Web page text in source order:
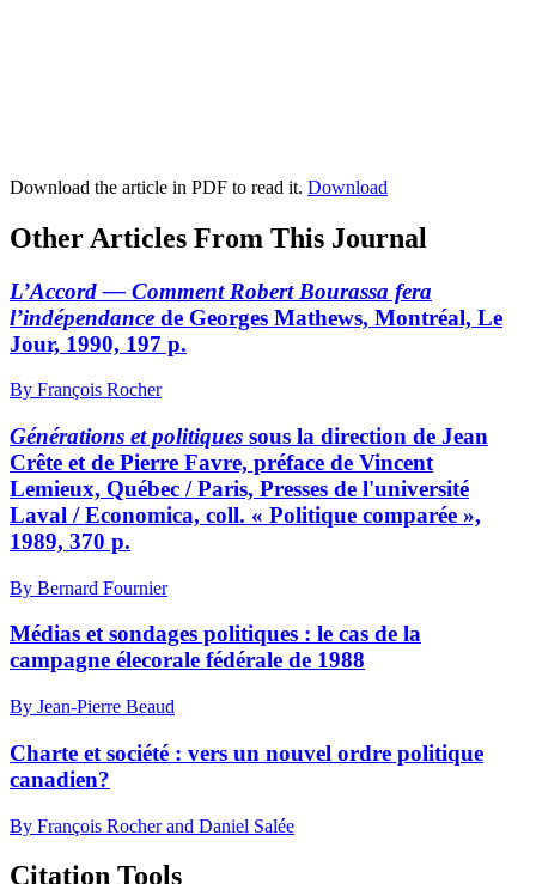
Download the article in PDF to read it. Download
Other Articles From This Journal
L’Accord — Comment Robert Bourassa fera
l’indépendance de Georges Mathews, Montréal, Le
Jour, 1990, 197 p.
By François Rocher
Générations et politiques sous la direction de Jean
Crête et de Pierre Favre, préface de Vincent
Lemieux, Québec / Paris, Presses de l'université
Laval / Economica, coll. « Politique comparée »,
1989, 370 p.
By Bernard Fournier
Médias et sondages politiques : le cas de la
campagne élecorale fédérale de 1988
By Jean-Pierre Beaud
Charte et société : vers un nouvel ordre politique
canadien?
By François Rocher and Daniel Salée
Citation Tools